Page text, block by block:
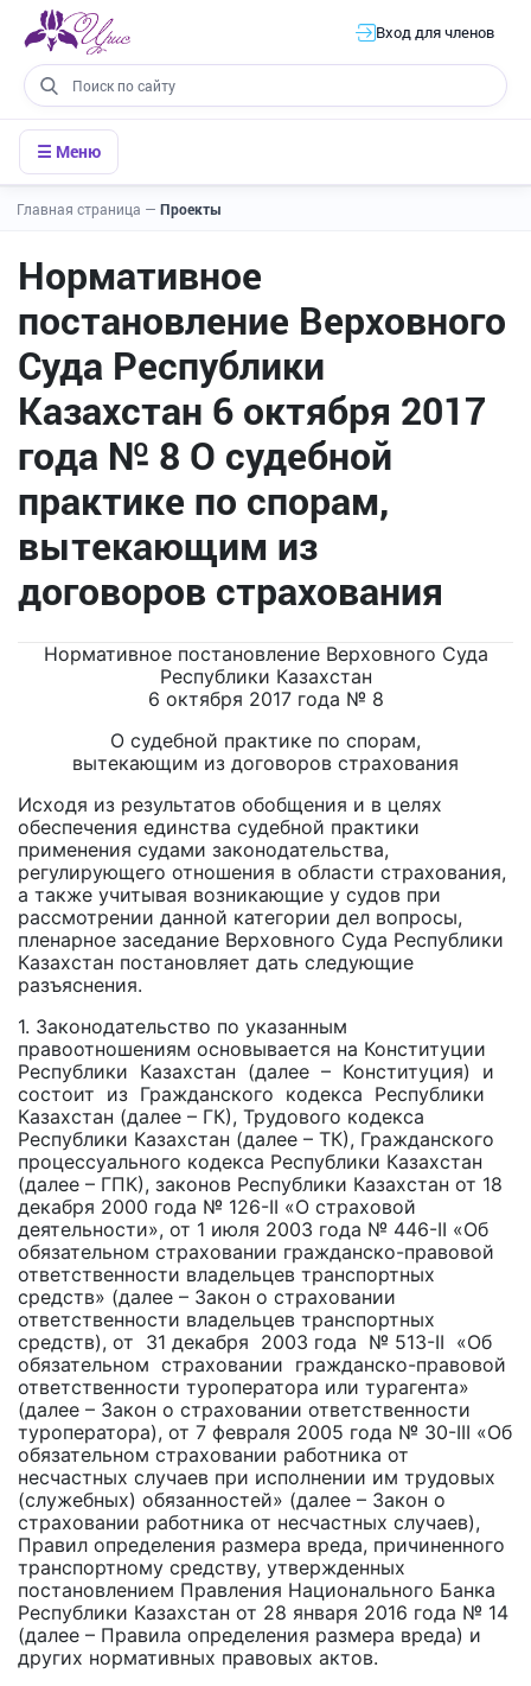
Вход для членов
☰ Меню
Главная страница — Проекты
Нормативное
постановление Верховного
Суда Республики
Казахстан 6 октября 2017
года № 8 О судебной
практике по спорам,
вытекающим из
договоров страхования
Нормативное постановление Верховного Суда
Республики Казахстан
6 октября 2017 года № 8
О судебной практике по спорам,
вытекающим из договоров страхования
Исходя из результатов обобщения и в целях
обеспечения единства судебной практики
применения судами законодательства,
регулирующего отношения в области страхования,
а также учитывая возникающие у судов при
рассмотрении данной категории дел вопросы,
пленарное заседание Верховного Суда Республики
Казахстан постановляет дать следующие
разъяснения.
1. Законодательство по указанным
правоотношениям основывается на Конституции
Республики Казахстан (далее – Конституция) и
состоит из Гражданского кодекса Республики
Казахстан (далее – ГК), Трудового кодекса
Республики Казахстан (далее – ТК), Гражданского
процессуального кодекса Республики Казахстан
(далее – ГПК), законов Республики Казахстан от 18
декабря 2000 года № 126-II «О страховой
деятельности», от 1 июля 2003 года № 446-II «Об
обязательном страховании гражданско-правовой
ответственности владельцев транспортных
средств» (далее – Закон о страховании
ответственности владельцев транспортных
средств), от 31 декабря 2003 года № 513-II «Об
обязательном страховании гражданско-правовой
ответственности туроператора или турагента»
(далее – Закон о страховании ответственности
туроператора), от 7 февраля 2005 года № 30-III «Об
обязательном страховании работника от
несчастных случаев при исполнении им трудовых
(служебных) обязанностей» (далее – Закон о
страховании работника от несчастных случаев),
Правил определения размера вреда, причиненного
транспортному средству, утвержденных
постановлением Правления Национального Банка
Республики Казахстан от 28 января 2016 года № 14
(далее – Правила определения размера вреда) и
других нормативных правовых актов.